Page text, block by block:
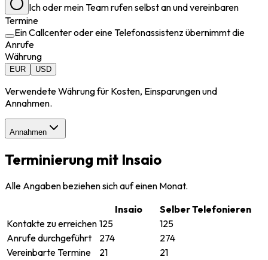
Ich oder mein Team rufen selbst an und vereinbaren
Termine
Ein Callcenter oder eine Telefonassistenz übernimmt die
Anrufe
Währung
EUR USD
Verwendete Währung für Kosten, Einsparungen und
Annahmen.
Annahmen
Terminierung mit Insaio
Alle Angaben beziehen sich auf einen Monat.
Insaio
Selber Telefonieren
Kontakte zu erreichen 125
125
Anrufe durchgeführt
274
274
Vereinbarte Termine
21
21